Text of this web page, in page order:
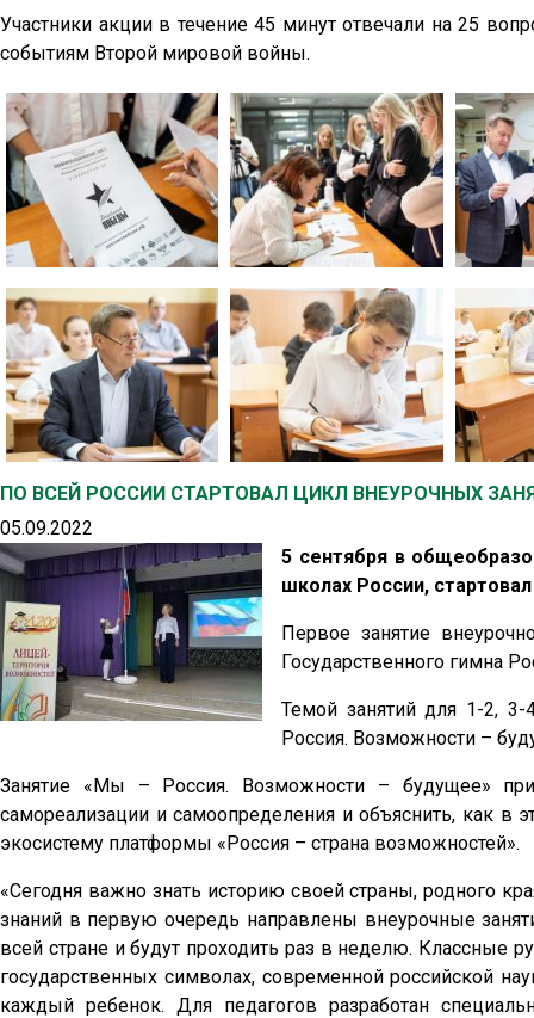
Участники акции в течение 45 минут отвечали на 25
событиям Второй мировой войны.
ПО ВСЕЙ РОССИИ СТАРТОВАЛ ЦИКЛ ВНЕУРОЧНЫХ
05.09.2022
5 сентября в
школах России,
Первое занятие
Государственного гимна
Темой занятий для 1-2,
Россия. Возможности –
Занятие «Мы – Россия. Возможности – будущее»
самореализации и самоопределения и объяснить, как
экосистему платформы «Россия – страна возможностей».
«Сегодня важно знать историю своей страны, родного
знаний в первую очередь направлены внеурочные
всей стране и будут проходить раз в неделю. Классные
государственных символах, современной российской
каждый ребенок. Для педагогов разработан